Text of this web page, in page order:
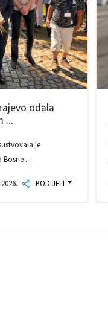
odala
...
je
...
PODIJELI